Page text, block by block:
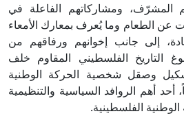
المشرّف، ومشاركاتهم الفاعلة في
عن الطعام وما يُعرف بمعارك الأمعاء
إلى جانب إخوانهم ورفاقهم من
التاريخ الفلسطيني المقاوم خلف
وصقل شخصية الحركة الوطنية
أحد أهم الروافد السياسية والتنظيمية
الوطنية الفلسطينية.